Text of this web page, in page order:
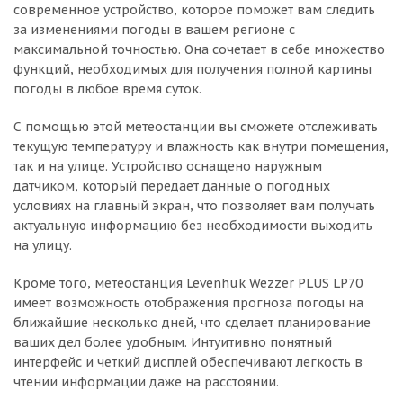
современное устройство, которое поможет вам следить
за изменениями погоды в вашем регионе с
максимальной точностью. Она сочетает в себе множество
функций, необходимых для получения полной картины
погоды в любое время суток.
С помощью этой метеостанции вы сможете отслеживать
текущую температуру и влажность как внутри помещения,
так и на улице. Устройство оснащено наружным
датчиком, который передает данные о погодных
условиях на главный экран, что позволяет вам получать
актуальную информацию без необходимости выходить
на улицу.
Кроме того, метеостанция Levenhuk Wezzer PLUS LP70
имеет возможность отображения прогноза погоды на
ближайшие несколько дней, что сделает планирование
ваших дел более удобным. Интуитивно понятный
интерфейс и четкий дисплей обеспечивают легкость в
чтении информации даже на расстоянии.